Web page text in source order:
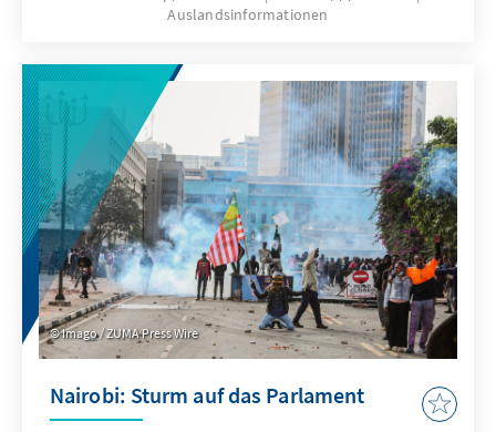
Auslandsinformationen
Imago / ZUMA Press Wire
Nairobi: Sturm auf das Parlament